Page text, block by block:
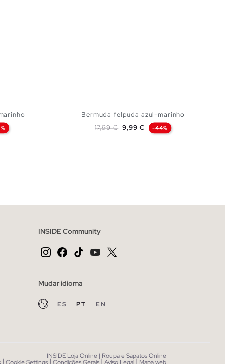
Bermuda felpuda azul-marinho
Preço normal
17,99 € Preço
9,99 € -44%
INSIDE Community
Mudar idioma
ES PT EN
INSIDE Loja Online | Roupa e Sapatos Online
| | | |